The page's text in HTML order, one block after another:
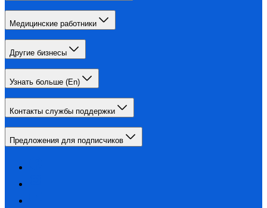
Медицинские работники
Другие бизнесы
Узнать больше (En)
Контакты службы поддержки
Предложения для подписчиков